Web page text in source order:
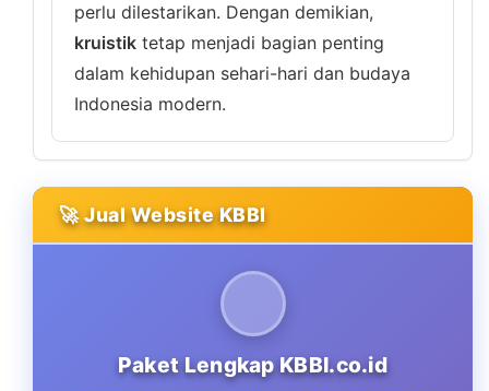
perlu dilestarikan. Dengan demikian,
kruistik tetap menjadi bagian penting
dalam kehidupan sehari-hari dan budaya
Indonesia modern.
🚀 Jual Website KBBI
Paket Lengkap KBBI.co.id